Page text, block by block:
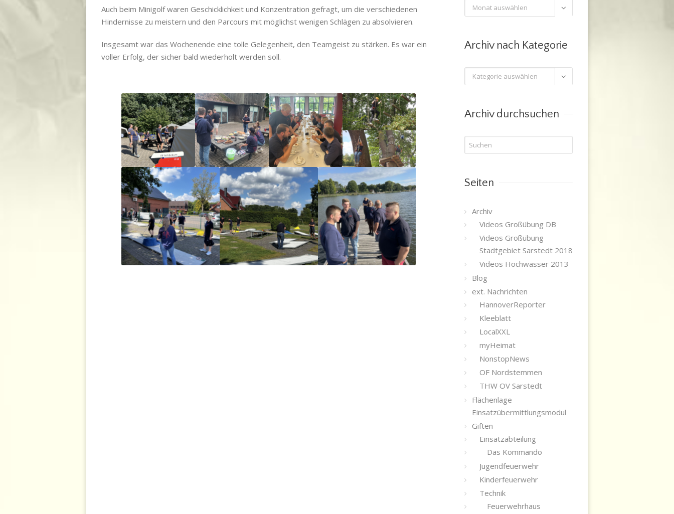
Auch beim Minigolf waren Geschicklichkeit und Konzentration gefragt, um die verschiedenen
Hindernisse zu meistern und den Parcours mit möglichst wenigen Schlägen zu absolvieren.
Insgesamt war das Wochenende eine tolle Gelegenheit, den Teamgeist zu stärken. Es war ein
voller Erfolg, der sicher bald wiederholt werden soll.
Archiv
nach

Archiv nach Kategorie
Archiv
nach

Archiv durchsuchen
Seiten
Archiv
Videos Großübung DB
Videos Großübung
Stadtgebiet Sarstedt 2018
Videos Hochwasser 2013
Blog
ext. Nachrichten
HannoverReporter
Kleeblatt
LocalXXL
myHeimat
NonstopNews
OF Nordstemmen
THW OV Sarstedt
Flächenlage
Einsatzübermittlungsmodul
Giften
Einsatzabteilung
Das Kommando
Jugendfeuerwehr
Kinderfeuerwehr
Technik
Feuerwehrhaus